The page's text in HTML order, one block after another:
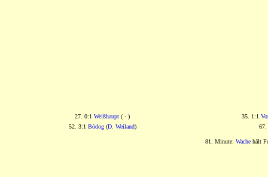
27. 0:1 Weißhaupt ( - ) 35. 1:1
52. 3:1 Bódog(D. Weiland)
81. Minute: Wache hält